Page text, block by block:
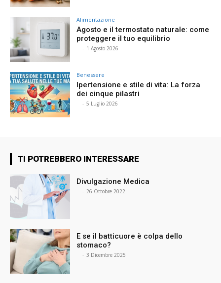
Alimentazione
Agosto e il termostato naturale: come
proteggere il tuo equilibrio
- 1 Agosto 2026
Benessere
Ipertensione e stile di vita: La forza
dei cinque pilastri
- 5 Luglio 2026
TI POTREBBERO INTERESSARE
Divulgazione Medica
- 26 Ottobre 2022
E se il batticuore è colpa dello
stomaco?
- 3 Dicembre 2025